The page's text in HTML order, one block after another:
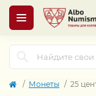
Монеты 25